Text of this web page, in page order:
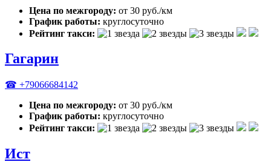
Цена по межгороду: от 30 руб./км
График работы: круглосуточно
Рейтинг такси:
Гагарин
☎ +79066684142
Цена по межгороду: от 30 руб./км
График работы: круглосуточно
Рейтинг такси:
Ист